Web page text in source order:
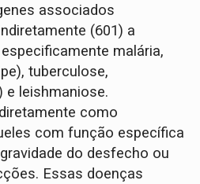
associados
(601) a
malária,
tuberculose,
e leishmaniose.
como
com função específica
do desfecho ou
Essas doenças